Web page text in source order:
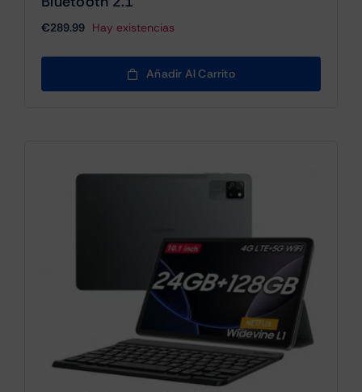
€289.99 Hay existencias
Añadir Al Carrito